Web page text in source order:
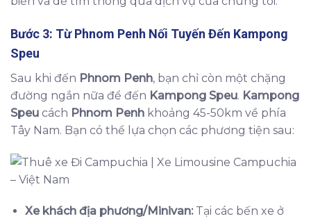
Bước 3: TừPhnom Penh Nối Tuyến Đến Kampong
Speu
Sau khi đến Phnom Penh, bạn chỉ còn một chặng
đường ngắn nữa để đến Kampong Speu. Kampong
Speu cách Phnom Penh khoảng 45-50km về phía
Tây Nam. Bạn có thể lựa chọn các phương tiện sau:
Xe khách địa phương/Minivan:Tại các bến xe ở